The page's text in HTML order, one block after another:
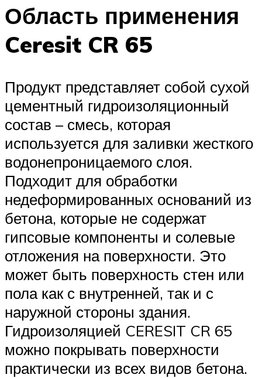
Область применения
Ceresit CR 65
Продукт представляет собой сухой
цементный гидроизоляционный
состав – смесь, которая
используется для заливки жесткого
водонепроницаемого слоя.
Подходит для обработки
недеформированных оснований из
бетона, которые не содержат
гипсовые компоненты и солевые
отложения на поверхности. Это
может быть поверхность стен или
пола как с внутренней, так и с
наружной стороны здания.
Гидроизоляцией CERESIT CR 65
можно покрывать поверхности
практически из всех видов бетона.